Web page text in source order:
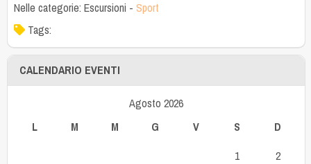
Nelle categorie: Escursioni - Sport
Tags:
CALENDARIO EVENTI
Agosto 2026
L
M M G V S D
1 2